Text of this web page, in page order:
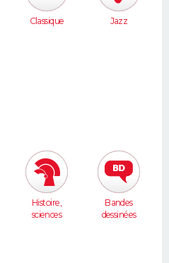
Classique Jazz
Histoire,
sciences
Bandes
dessinées